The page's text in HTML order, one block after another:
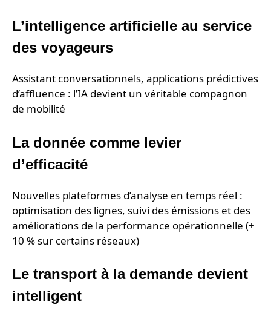
L’intelligence artificielle au service
des voyageurs
Assistant conversationnels, applications prédictives
d’affluence : l’IA devient un véritable compagnon
de mobilité
La donnée comme levier
d’efficacité
Nouvelles plateformes d’analyse en temps réel :
optimisation des lignes, suivi des émissions et des
améliorations de la performance opérationnelle (+
10 % sur certains réseaux)
Le transport à la demande devient
intelligent